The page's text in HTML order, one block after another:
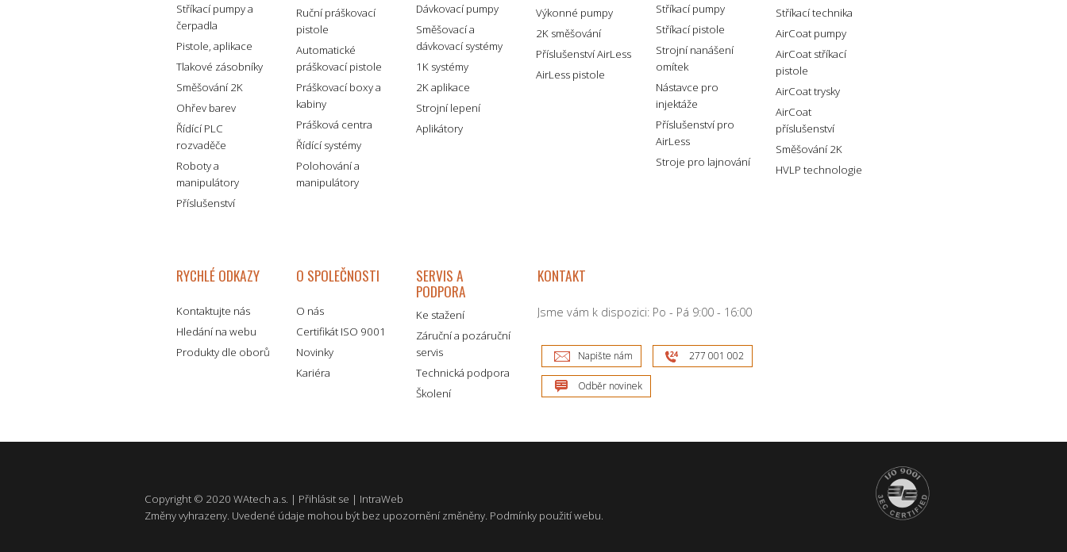
Stříkací pumpy a
čerpadla
Pistole, aplikace
Tlakové zásobníky
Směšování 2K
Ohřev barev
Řídící PLC
rozvaděče
Roboty a
manipulátory
Příslušenství
Ruční práškovací
pistole
Automatické
práškovací pistole
Práškovací boxy a
kabiny
Prášková centra
Řídící systémy
Polohování a
manipulátory
Dávkovací pumpy
Směšovací a
dávkovací systémy
1K systémy
2K aplikace
Strojní lepení
Aplikátory
Výkonné pumpy
2K směšování
Příslušenství AirLess
AirLess pistole
Stříkací pumpy
Stříkací pistole
Strojní nanášení
omítek
Nástavce pro
injektáže
Příslušenství pro
AirLess
Stroje pro lajnování
Stříkací technika
AirCoat pumpy
AirCoat stříkací
pistole
AirCoat trysky
AirCoat
příslušenství
Směšování 2K
HVLP technologie
RYCHLÉ ODKAZY
Kontaktujte nás
Hledání na webu
Produkty dle oborů
O SPOLEČNOSTI
O nás
Certifikát ISO 9001
Novinky
Kariéra
SERVIS A
PODPORA
Ke stažení
Záruční a pozáruční
servis
Technická podpora
Školení
KONTAKT
Jsme vám k dispozici: Po - Pá 9:00 - 16:00
Napište nám 277 001 002
Odběr novinek
Copyright © 2020 WAtech a.s. | Přihlásit se | IntraWeb
Změny vyhrazeny. Uvedené údaje mohou být bez upozornění změněny. Podmínky použití webu.